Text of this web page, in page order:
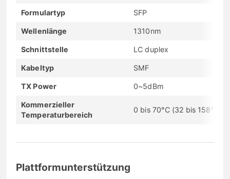
Formulartyp SFP
Wellenlänge 1310nm
Schnittstelle LC duplex
Kabeltyp SMF
TX Power 0~5dBm
Kommerzieller
Temperaturbereich
0 bis 70°C (32 bis 158°F)
Plattformunterstützung